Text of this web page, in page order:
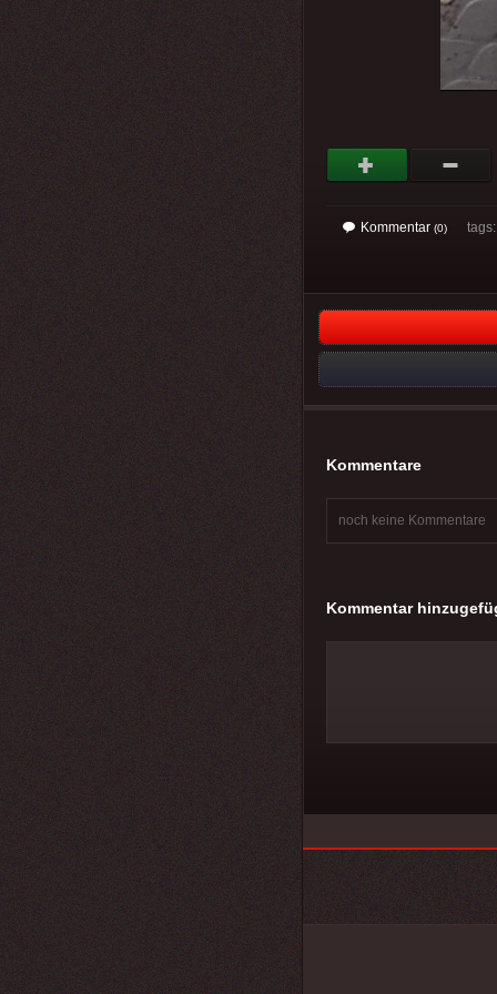
Kommentar (0)
Kommentare
noch keine Kommentare
Kommentar